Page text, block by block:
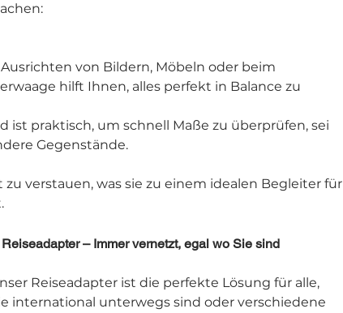
von Bildern, Möbeln oder beim
hilft Ihnen, alles perfekt in Balance zu
ist praktisch, um schnell Maße zu überprüfen, sei
Gegenstände.
verstauen, was sie zu einem idealen Begleiter für
Reiseadapter – Immer vernetzt, egal wo Sie sind
Reiseadapter ist die perfekte Lösung für alle,
international unterwegs sind oder verschiedene